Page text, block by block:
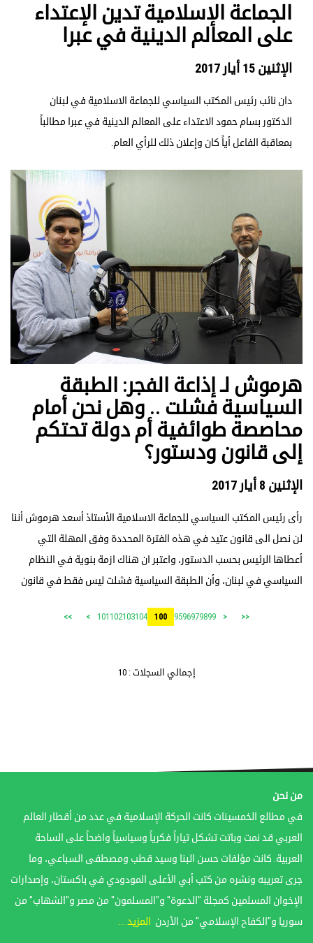
الجماعة الإسلامية تدين الإعتداء
على المعالم الدينية في عبرا
الإثنين 15 أيار 2017
دان نائب رئيس المكتب السياسي للجماعة الاسلامية في لبنان
الدكتور بسام حمود الاعتداء على المعالم الدينية في عبرا مطالباً
بمعاقبة الفاعل أياً كان وإعلان ذلك للرأي العام.
هرموش لـ إذاعة الفجر: الطبقة
السياسية فشلت .. وهل نحن أمام
محاصصة طوائفية أم دولة تحتكم
إلى قانون ودستور؟
الإثنين 8 أيار 2017
رأى رئيس المكتب السياسي للجماعة الاسلامية الأستاذ أسعد هرموش أننا
لن نصل الى قانون عتيد في هذه الفترة المحددة وفق المهلة التي
أعطاها الرئيس بحسب الدستور، واعتبر ان هناك ازمة بنوية في النظام
السياسي في لبنان، وأن الطبقة السياسية فشلت ليس فقط في قانون
<<
<
9596979899
100
101102103104
>
>>
إجمالي السجلات : 10
من نحن
في مطالع الخمسينات كانت الحركة الإسلامية في عدد من أقطار العالم
العربي قد نمت وباتت تشكل تياراً فكرياً وسياسياً واضحاً على الساحة
العربية. كانت مؤلفات حسن البنا وسيد قطب ومصطفى السباعي، وما
جرى تعريبه ونشره من كتب أبي الأعلى المودودي في باكستان، وإصدارات
الإخوان المسلمين كمجلة "الدعوة" و"المسلمون" من مصر و"الشهاب" من
سوريا و"الكفاح الإسلامي" من الأردن
المزيد ...